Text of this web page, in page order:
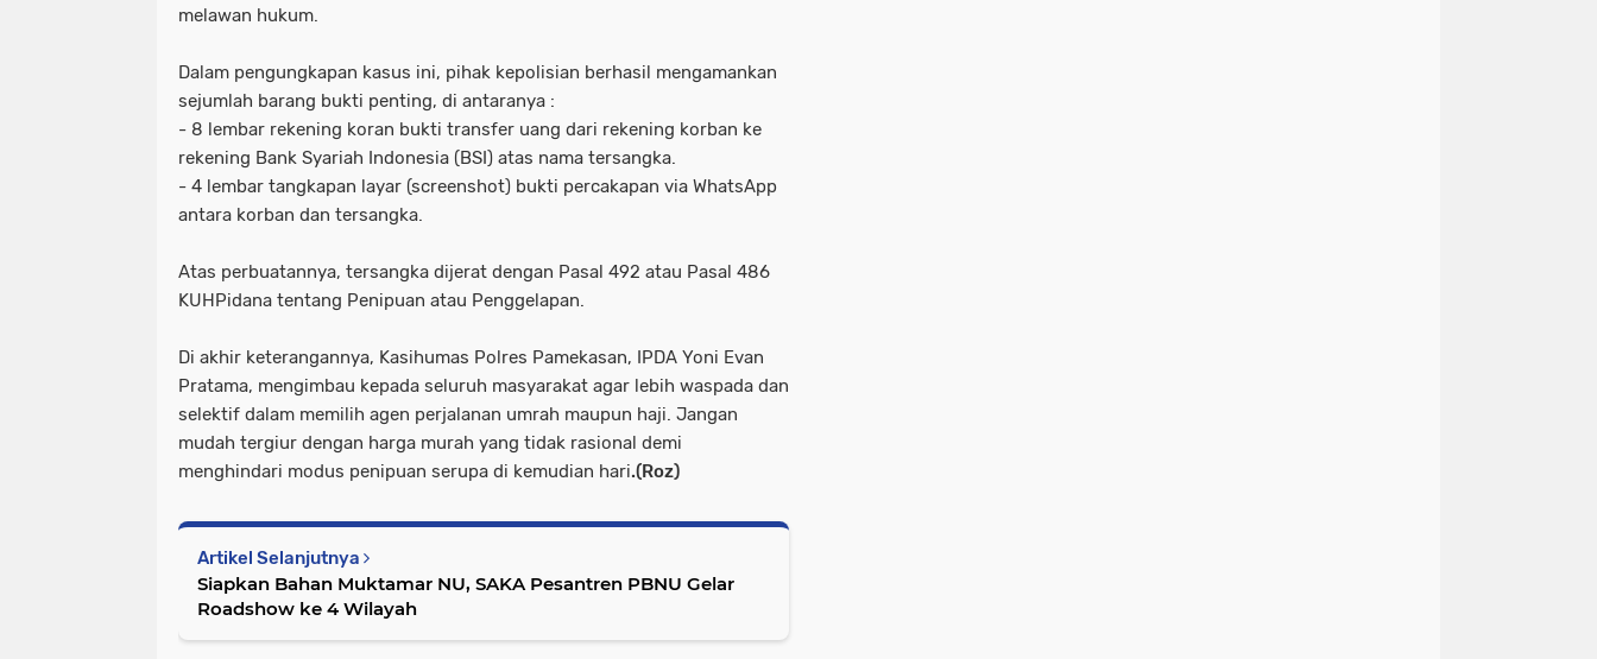
melawan hukum.
​Dalam pengungkapan kasus ini, pihak kepolisian berhasil mengamankan
sejumlah barang bukti penting, di antaranya :
- ​8 lembar rekening koran bukti transfer uang dari rekening korban ke
rekening Bank Syariah Indonesia (BSI) atas nama tersangka.
- ​4 lembar tangkapan layar (screenshot) bukti percakapan via WhatsApp
antara korban dan tersangka.
​Atas perbuatannya, tersangka dijerat dengan Pasal 492 atau Pasal 486
KUHPidana tentang Penipuan atau Penggelapan.
​Di akhir keterangannya, Kasihumas Polres Pamekasan, IPDA Yoni Evan
Pratama, mengimbau kepada seluruh masyarakat agar lebih waspada dan
selektif dalam memilih agen perjalanan umrah maupun haji. Jangan
mudah tergiur dengan harga murah yang tidak rasional demi
menghindari modus penipuan serupa di kemudian hari.(Roz)
Artikel Selanjutnya
Siapkan Bahan Muktamar NU, SAKA Pesantren PBNU Gelar
Roadshow ke 4 Wilayah